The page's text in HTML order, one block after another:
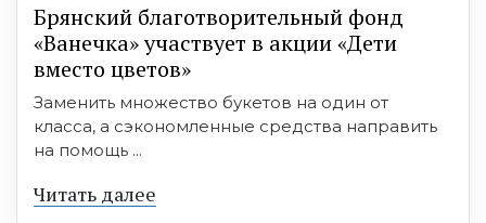
Брянский благотворительный фонд
«Ванечка» участвует в акции «Дети
вместо цветов»
Заменить множество букетов на один от
класса, а сэкономленные средства направить
на помощь ...
Читать далее